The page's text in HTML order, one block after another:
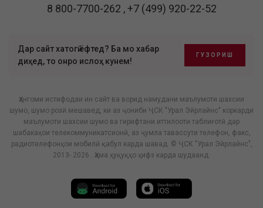
8 800-7700-262 ,+7 (499) 920-22-52
Дар сайт хатогӣ ёфтед? Ба мо хабар
диҳед, то онро ислоҳ кунем!
ГУЗОРИШ
Ҳангоми истифодаи ин сайт ва ворид намудани маълумоти шахсии
шумо, шумо розӣ мешавед, ки аз ҷониби ҶСК "Урал Эйрлайнс" коркарди
маълумоти шахсии шумо ва гирифтани иттилооти таблиғотӣ дар
шабакаҳои телекоммуникатсионӣ, аз ҷумла тавассути телефон, факс,
радиотелефонҳои мобилӣ қабул карда шавад. © ҶСК "Урал Эйрлайнс",
2013- 2026 . Ҳама ҳуқуқҳо ҳифз карда шудаанд.